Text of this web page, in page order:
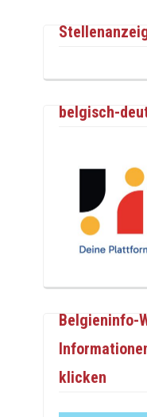
belgisch-
Belgieninfo-
klicken